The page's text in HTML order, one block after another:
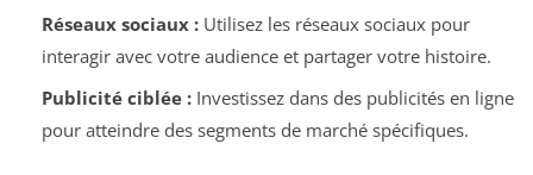
Réseaux sociaux :Utilisez les réseaux sociaux pour
interagir avec votre audience et partager votre histoire.
Publicité ciblée :Investissez dans des publicités en ligne
pour atteindre des segments de marché spécifiques.